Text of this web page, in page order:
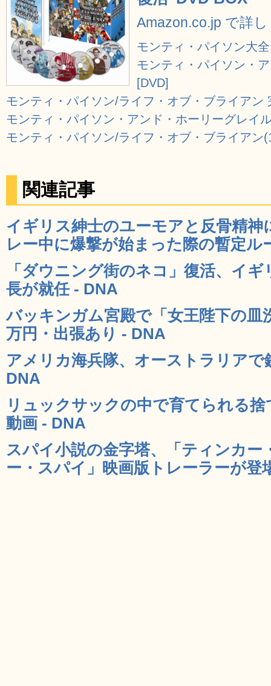
Amazon.co.jp で詳
モンティ・パイソン大
モンティ・パイソン・
[DVD]
モンティ・パイソン/ライフ・オブ・ブライアン
モンティ・パイソン・アンド・ホーリーグレイ
モンティ・パイソン/ライフ・オブ・ブライアン
関連記事
イギリス紳士のユーモアと反骨精
レー中に爆撃が始まった際の暫定ル
「ダウニング街のネコ」復活、イ
長が就任 - DNA
バッキンガム宮殿で「女王陛下の皿
万円・出張あり - DNA
アメリカ海兵隊、オーストラリアで
DNA
リュックサックの中で育てられる
動画 - DNA
スパイ小説の金字塔、「ティンカー
ー・スパイ」映画版トレーラーが登